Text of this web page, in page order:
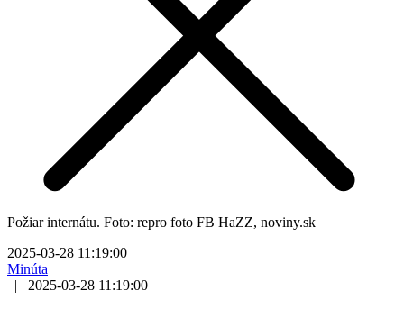
Požiar internátu. Foto: repro foto FB HaZZ, noviny.sk
2025-03-28 11:19:00
Minúta
|
2025-03-28 11:19:00